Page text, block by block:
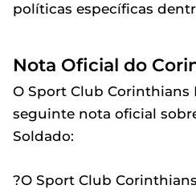
políticas específicas
Nota Oficial do
O Sport Club
seguinte nota oficial
Soldado:
?O Sport Club